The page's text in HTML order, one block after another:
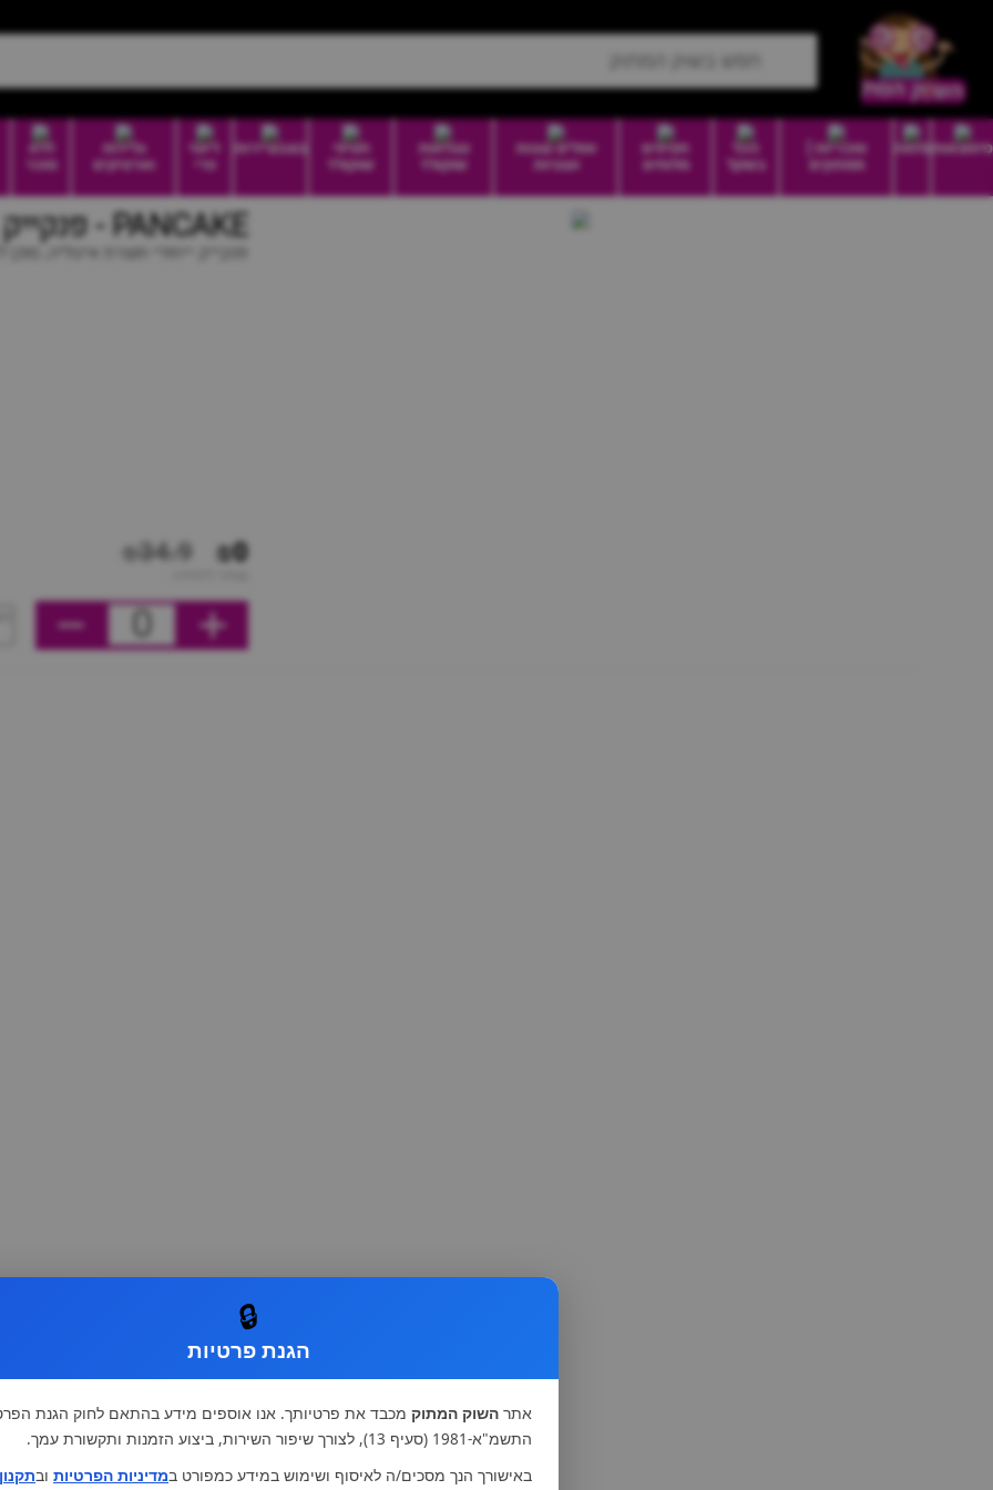
סיטונאותמזווה
סוכריות |
ממתקים
הכל
בשקל
חטיפים
מלוחים
וופלים עוגות
ועוגיות
טבלאות
שוקולד
חטיפי
שוקולד
בונבוניירות
דיוטי
פרי
גלידות
וארטיקים
ללא
סוכר
PANCAKE - פנקייק
פנקייק ייחודי תוצרת איטליה, מוכן לאכילה
₪0
₪34.9
0
🔒
הגנת פרטיות
אתר השוק המתוק מכבד את פרטיותך. אנו אוספים מידע בהתאם לחוק הגנת
התשמ"א-1981 (סעיף 13), לצורך שיפור השירות, ביצוע הזמנות ותקשורת עמך.
באישורך הנך מסכים/ה לאיסוף ושימוש במידע כמפורט במדיניות הפרטיות ובתקנון